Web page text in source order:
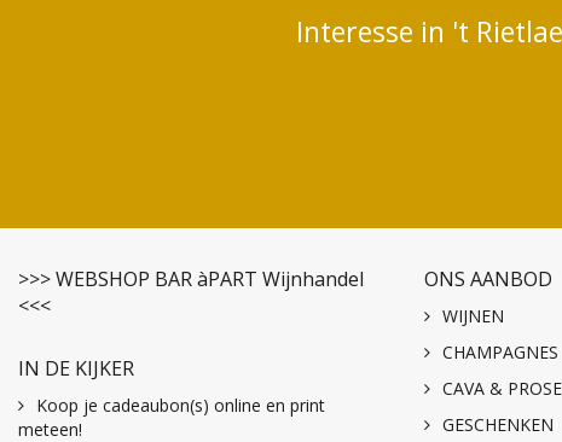
Interesse in 't
>>> WEBSHOP BAR àPART Wijnhandel
<<<
IN DE KIJKER
Koop je cadeaubon(s) online en print
meteen!
ONS AANBOD
WIJNEN
CHAMPAGNES
CAVA &
GESCHENKEN